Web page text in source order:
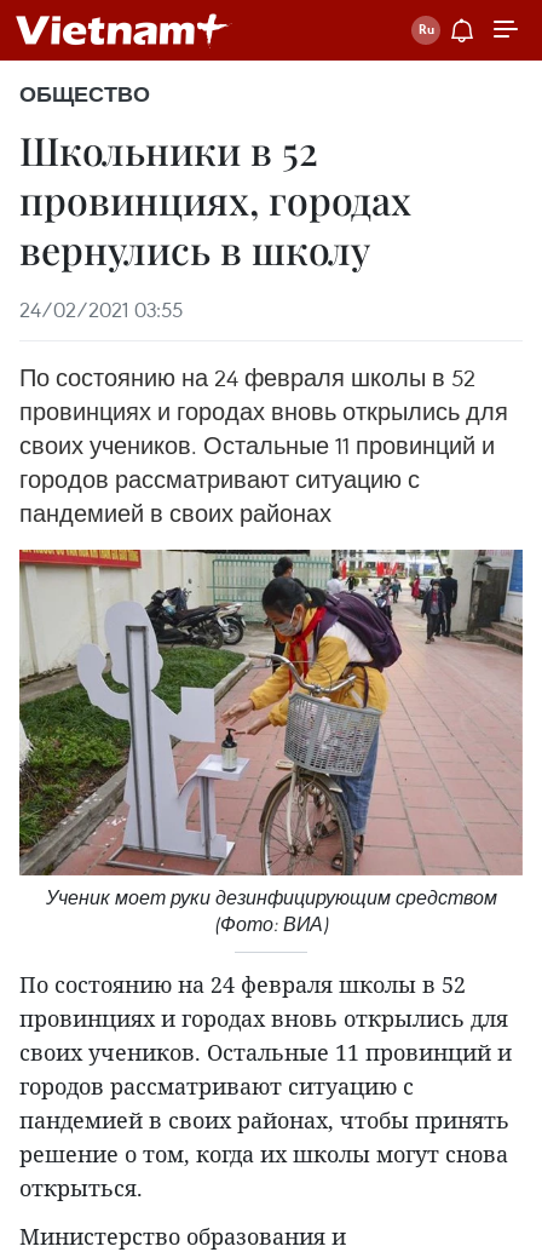
ОБЩЕСТВО
Школьники в 52
провинциях, городах
вернулись в школу
24/02/2021 03:55
По состоянию на 24 февраля школы в 52
провинциях и городах вновь открылись для
своих учеников. Остальные 11 провинций и
городов рассматривают ситуацию с
пандемией в своих районах
Ученик моет руки дезинфицирующим средством
(Фото: ВИА)
По состоянию на 24 февраля школы в 52
провинциях и городах вновь открылись для
своих учеников. Остальные 11 провинций и
городов рассматривают ситуацию с
пандемией в своих районах, чтобы принять
решение о том, когда их школы могут снова
открыться.
Министерство образования и